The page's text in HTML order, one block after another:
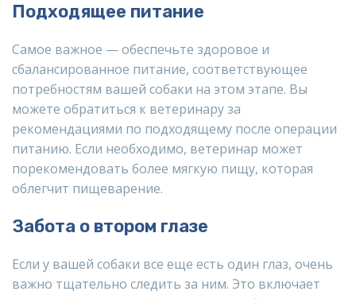
Подходящее питание
Самое важное — обеспечьте здоровое и
сбалансированное питание, соответствующее
потребностям вашей собаки на этом этапе. Вы
можете обратиться к ветеринару за
рекомендациями по подходящему после операции
питанию. Если необходимо, ветеринар может
порекомендовать более мягкую пищу, которая
облегчит пищеварение.
Забота о втором глазе
Если у вашей собаки все еще есть один глаз, очень
важно тщательно следить за ним. Это включает